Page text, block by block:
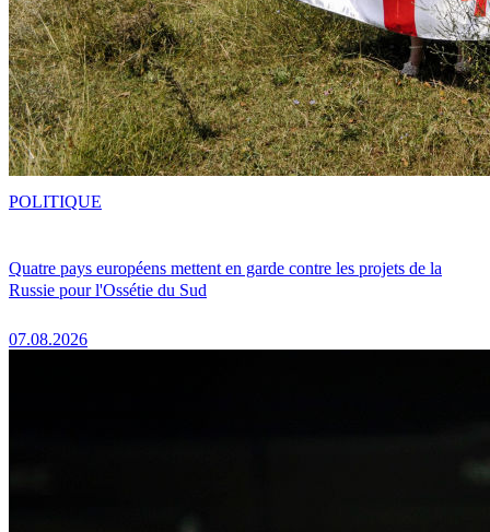
Quatre pays européens mettent en garde contre les projets de la
Russie pour l'Ossétie du Sud
07.08.2026
POLITIQUE